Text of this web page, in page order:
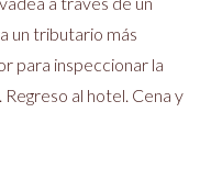
un tributario más
para inspeccionar la
al hotel. Cena y